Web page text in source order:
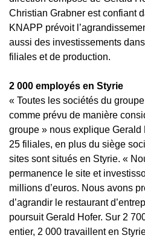
Christian Grabner est confiant
KNAPP prévoit
aussi des investissements
filiales et de production.
2 000 employés en Styrie
« Toutes les sociétés du
comme prévu de manière
groupe » nous explique Gerald
25 filiales, en plus du siège
sites sont situés en Styrie. «
permanence le site et
millions d’euros. Nous avons
d’agrandir le restaurant
poursuit Gerald Hofer. Sur 2
entier, 2 000 travaillent en